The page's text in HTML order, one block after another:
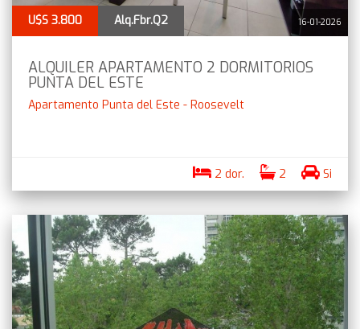
16-01-2026
U$S 3.800 Alq.Fbr.Q2
ALQUILER APARTAMENTO 2 DORMITORIOS
PUNTA DEL ESTE
Apartamento Punta del Este - Roosevelt
2 dor. 2 Si